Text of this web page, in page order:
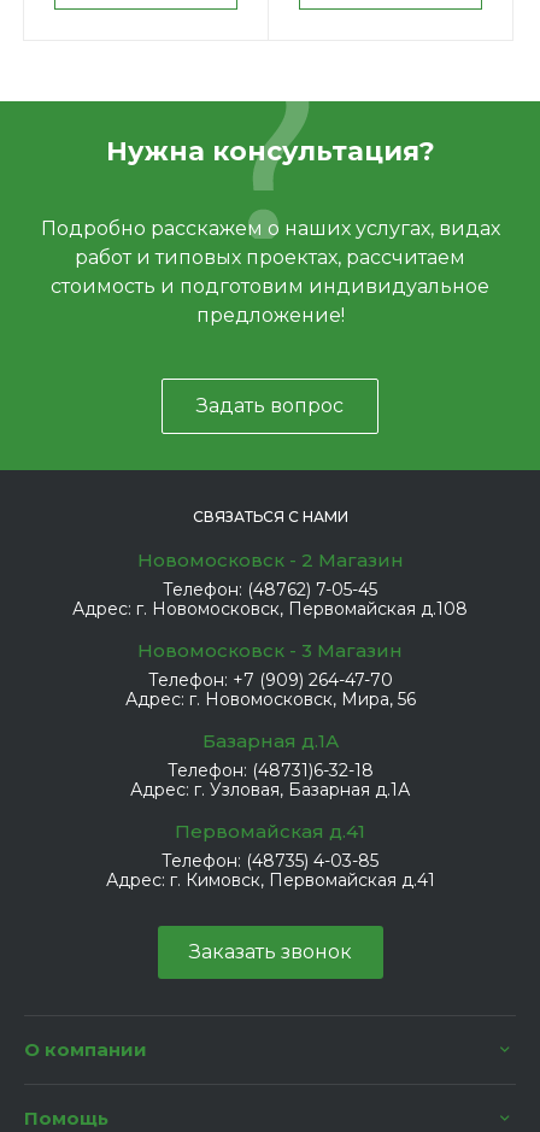
Нужна консультация?
Подробно расскажем о наших услугах, видах
работ и типовых проектах, рассчитаем
стоимость и подготовим индивидуальное
предложение!
Задать вопрос
СВЯЗАТЬСЯ С НАМИ
Новомосковск - 2 Магазин
Телефон: (48762) 7-05-45
Адрес: г. Новомосковск, Первомайская д.108
Новомосковск - 3 Магазин
Телефон: +7 (909) 264-47-70
Адрес: г. Новомосковск, Мира, 56
Базарная д.1А
Телефон: (48731)6-32-18
Адрес: г. Узловая, Базарная д.1А
Первомайская д.41
Телефон: (48735) 4-03-85
Адрес: г. Кимовск, Первомайская д.41
Заказать звонок
О компании
Помощь